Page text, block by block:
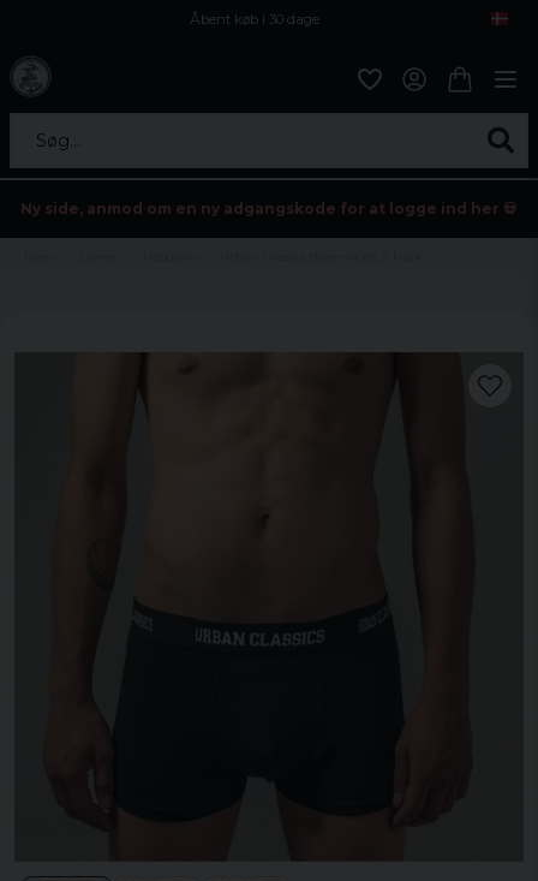
Åbent køb i 30 dage
Søg...
Ny side, anmod om en ny adgangskode for at logge ind her 💀